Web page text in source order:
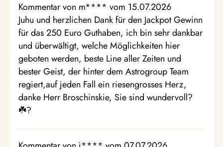
Kommentar von m**** vom 15.07.2026
Juhu und herzlichen Dank für den Jackpot Gewinn
für das 250 Euro Guthaben, ich bin sehr dankbar
und überwältigt, welche Möglichkeiten hier
geboten werden, beste Line aller Zeiten und
bester Geist, der hinter dem Astrogroup Team
regiert,auf jeden Fall ein riesengrosses Herz,
danke Herr Broschinskie, Sie sind wundervoll?
☘️?